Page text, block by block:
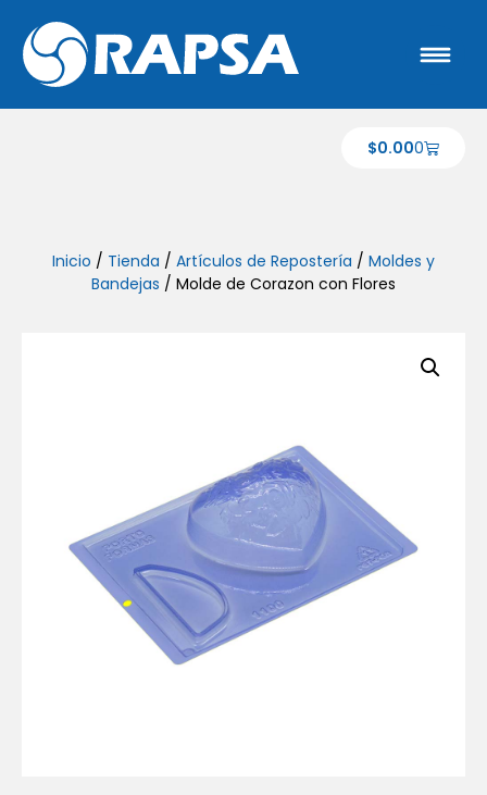
$0.000
Inicio / Tienda / Artículos de Repostería / Moldes y
Bandejas / Molde de Corazon con Flores